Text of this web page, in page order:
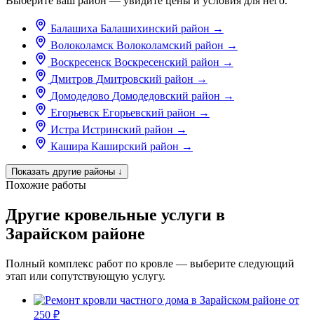
Балашиха Балашихинский район →
Волоколамск Волоколамский район →
Воскресенск Воскресенский район →
Дмитров Дмитровский район →
Домодедово Домодедовский район →
Егорьевск Егорьевский район →
Истра Истринский район →
Кашира Каширский район →
Показать другие районы ↓
Похожие работы
Другие кровельные услуги в
Зарайском районе
Полный комплекс работ по кровле — выберите следующий
этап или сопутствующую услугу.
от
250 ₽